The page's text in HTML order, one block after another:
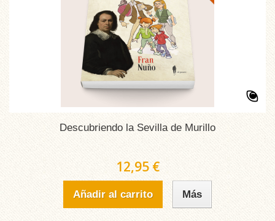
Descubriendo la Sevilla de Murillo
12,95 €
Añadir al carrito Más